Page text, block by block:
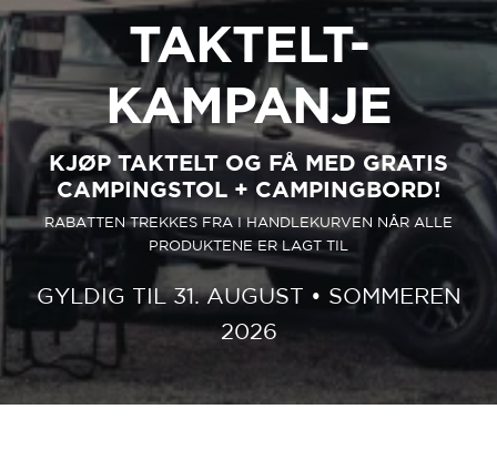
TAKTELT-
KAMPANJE
KJØP TAKTELT OG FÅ MED GRATIS
CAMPINGSTOL + CAMPINGBORD!
RABATTEN TREKKES FRA I HANDLEKURVEN NÅR ALLE
PRODUKTENE ER LAGT TIL
GYLDIG TIL 31. AUGUST • SOMMEREN
2026